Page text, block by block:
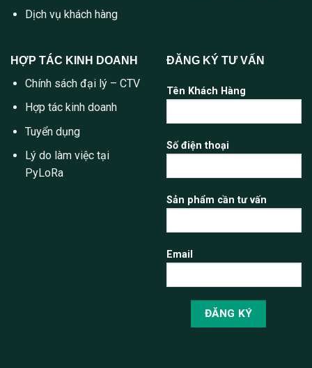
Dịch vụ khách hàng
HỢP TÁC KINH DOANH
Chính sách đại lý – CTV
Hợp tác kinh doanh
Tuyển dụng
Lý do làm việc tại
PyLoRa
ĐĂNG KÝ TƯ VẤN
Tên Khách Hàng
Số điện thoại
Sản phẩm cần tư vấn
Email